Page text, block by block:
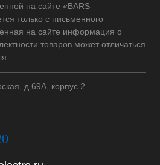
на сайте «BARS-
только с письменного
на сайте информация о
товаров может отличаться
д.69А, корпус 2